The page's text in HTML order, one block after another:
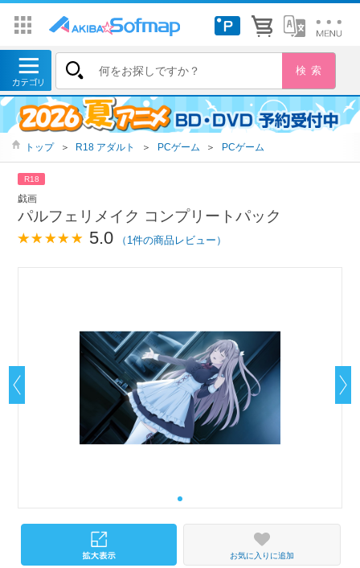
トップ ＞ R18 アダルト ＞ PCゲーム ＞ PCゲーム
R18
戯画
パルフェリメイク コンプリートパック
5.0 （1件の商品レビュー）
お気に入りに追加